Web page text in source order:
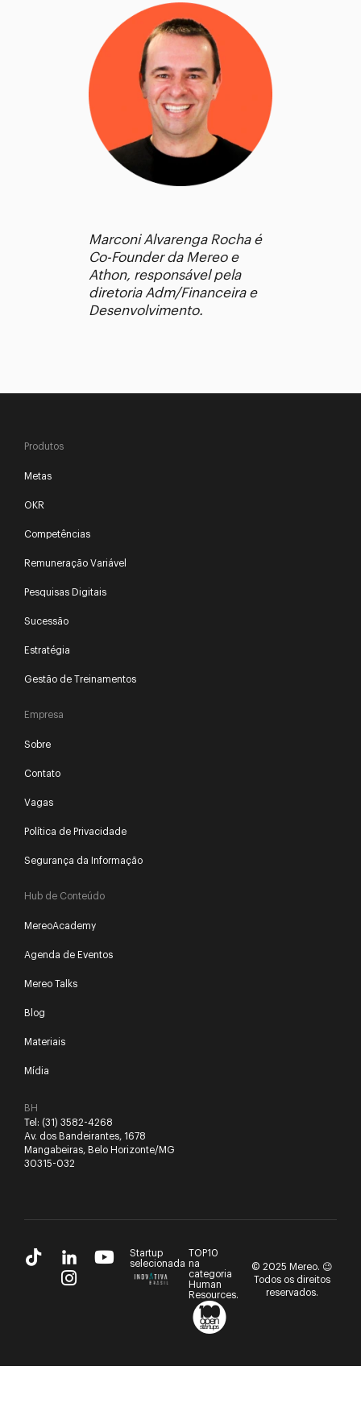
Marconi Alvarenga Rocha é
Co-Founder da Mereo e
Athon, responsável pela
diretoria Adm/Financeira e
Desenvolvimento.
Produtos
Metas
OKR
Competências
Remuneração Variável
Pesquisas Digitais
Sucessão
Estratégia
Gestão de Treinamentos
Empresa
Sobre
Contato
Vagas
Política de Privacidade
Segurança da Informação
Hub de Conteúdo
MereoAcademy
Agenda de Eventos
Mereo Talks
Blog
Materiais
Mídia
BH
Tel: (31) 3582-4268
Av. dos Bandeirantes, 1678
Mangabeiras, Belo Horizonte/MG
30315-032
TOP10
na
categoria
Human
Resources.
Startup
selecionada
© 2025 Mereo. 😉
Todos os direitos
reservados.